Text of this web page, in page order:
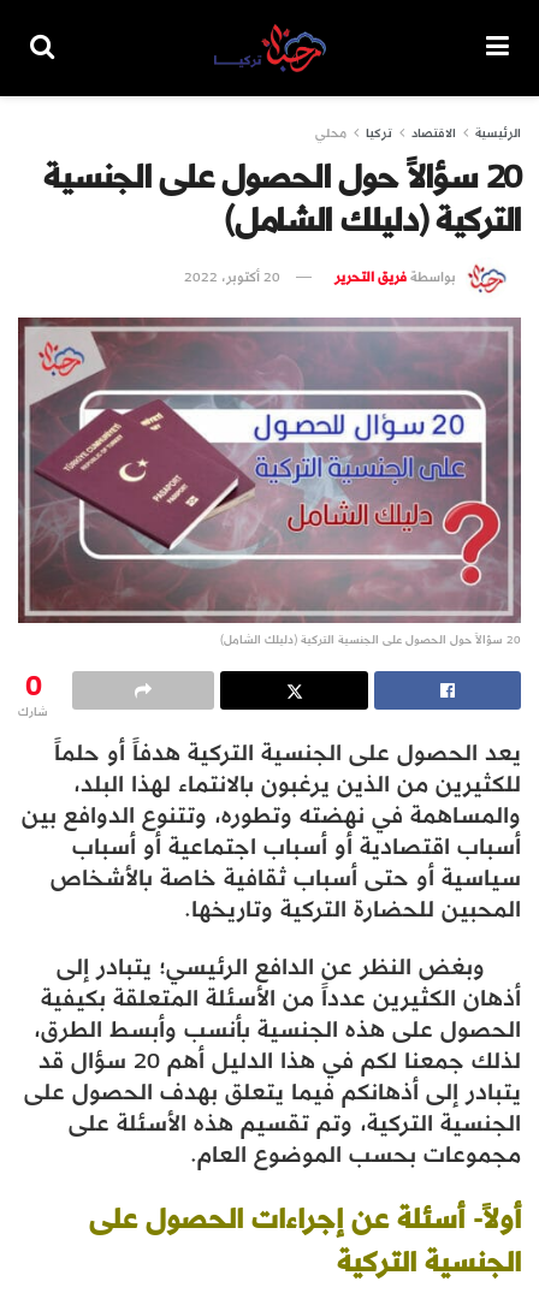
الرئيسية الاقتصاد تركيا محلي
20 سؤالاً حول الحصول على الجنسية
التركية (دليلك الشامل)
بواسطةفريق التحرير 20 أكتوبر، 2022
20 سؤالاً حول الحصول على الجنسية التركية (دليلك الشامل)
0
شارك
يعد الحصول على الجنسية التركية هدفاً أو حلماً
للكثيرين من الذين يرغبون بالانتماء لهذا البلد،
والمساهمة في نهضته وتطوره، وتتنوع الدوافع بين
أسباب اقتصادية أو أسباب اجتماعية أو أسباب
سياسية أو حتى أسباب ثقافية خاصة بالأشخاص
المحبين للحضارة التركية وتاريخها.
وبغض النظر عن الدافع الرئيسي؛ يتبادر إلى
أذهان الكثيرين عدداً من الأسئلة المتعلقة بكيفية
الحصول على هذه الجنسية بأنسب وأبسط الطرق،
لذلك جمعنا لكم في هذا الدليل أهم 20 سؤال قد
يتبادر إلى أذهانكم فيما يتعلق بهدف الحصول على
الجنسية التركية، وتم تقسيم هذه الأسئلة على
مجموعات بحسب الموضوع العام.
أولاً- أسئلة عن إجراءات الحصول على
الجنسية التركية